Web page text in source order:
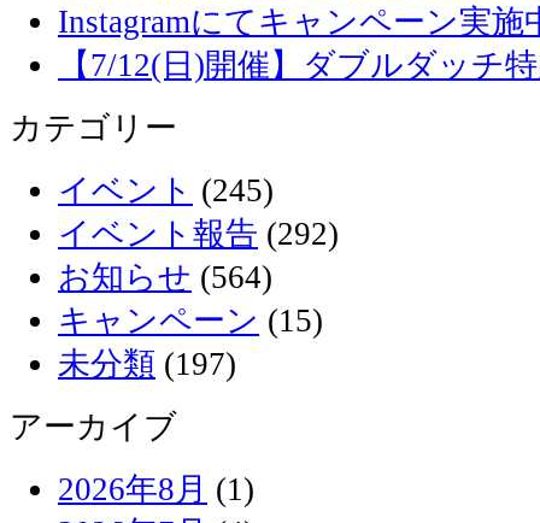
Instagramにてキャンペーン実施
【7/12(日)開催】ダブルダッチ
カテゴリー
イベント (245)
イベント報告 (292)
お知らせ (564)
キャンペーン (15)
未分類 (197)
アーカイブ
2026年8月 (1)